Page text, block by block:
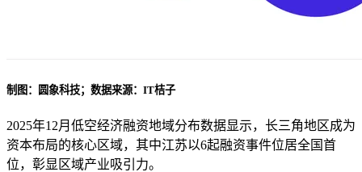
制图：圆象科技；数据来源：IT桔子
2025年12月低空经济融资地域分布数据显示，长三角地区成为
资本布局的核心区域，其中江苏以6起融资事件位居全国首
位，彰显区域产业吸引力。